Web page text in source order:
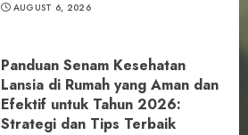
AUGUST 6, 2026
Panduan Senam Kesehatan
Lansia di Rumah yang Aman dan
Efektif untuk Tahun 2026:
Strategi dan Tips Terbaik